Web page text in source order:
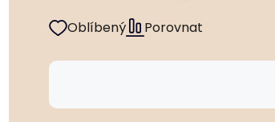
Oblíbený Porovnat